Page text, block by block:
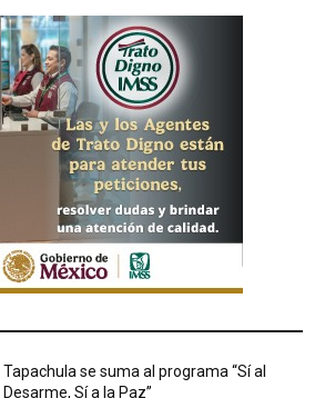
Tapachula se suma al programa “Sí al
Desarme, Sí a la Paz”